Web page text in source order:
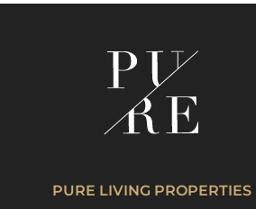
PURE LIVING PROPERTIES